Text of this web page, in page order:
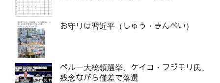
お守りは習近平（しゅう・きんぺい）
ペルー大統領選挙、ケイコ・フジモリ氏、
残念ながら僅差で落選